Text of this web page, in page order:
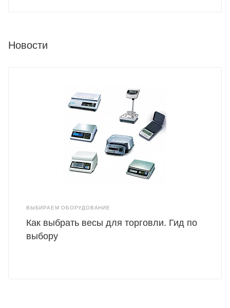
Новости
ВЫБИРАЕМ ОБОРУДОВАНИЕ
Как выбрать весы для торговли. Гид по
выбору